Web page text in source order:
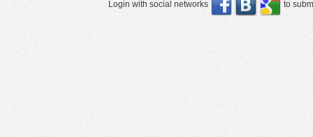
Login with social networks to